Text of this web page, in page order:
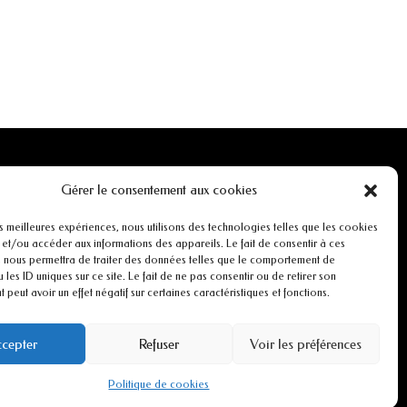
Gérer le consentement aux cookies
meilleures expériences, nous utilisons des technologies telles que les cookies
ou accéder aux informations des appareils. Le fait de consentir à ces
permettra de traiter des données telles que le comportement de
les ID uniques sur ce site. Le fait de ne pas consentir ou de retirer son
peut avoir un effet négatif sur certaines caractéristiques et fonctions.
Refuser Voir les préférences
Politique de cookies
INFORMATIONS
Mentions légales
Conditions générales de ventes
Politiques de cookies